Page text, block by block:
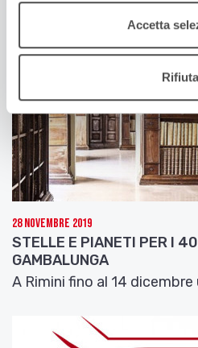
Accetta
Rifiuta
28 Novembre 2019
STELLE E PIANETI PER I
GAMBALUNGA
A Rimini fino al 14